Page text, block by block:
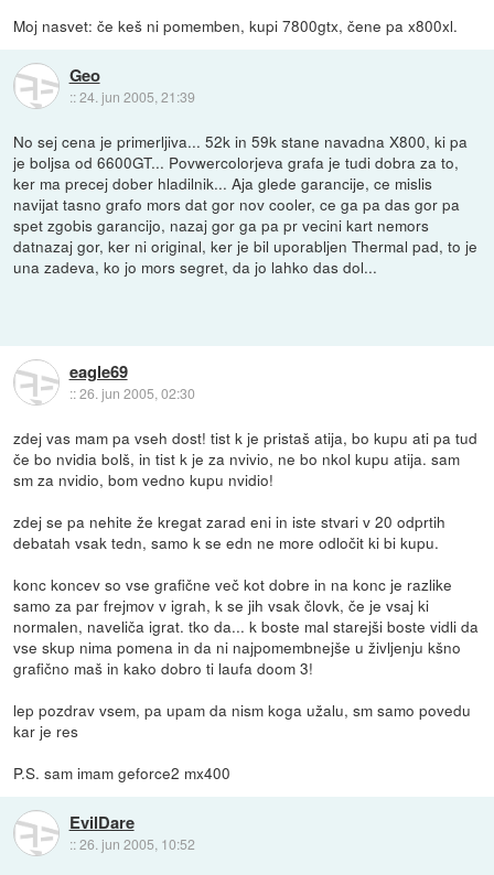
Moj nasvet: če keš ni pomemben, kupi 7800gtx, čene pa x800xl.
Geo
::24. jun 2005, 21:39
No sej cena je primerljiva... 52k in 59k stane navadna X800, ki pa
je boljsa od 6600GT... Povwercolorjeva grafa je tudi dobra za to,
ker ma precej dober hladilnik... Aja glede garancije, ce mislis
navijat tasno grafo mors dat gor nov cooler, ce ga pa das gor pa
spet zgobis garancijo, nazaj gor ga pa pr vecini kart nemors
datnazaj gor, ker ni original, ker je bil uporabljen Thermal pad, to je
una zadeva, ko jo mors segret, da jo lahko das dol...
eagle69
::26. jun 2005, 02:30
zdej vas mam pa vseh dost! tist k je pristaš atija, bo kupu ati pa tud
če bo nvidia bolš, in tist k je za nvivio, ne bo nkol kupu atija. sam
sm za nvidio, bom vedno kupu nvidio!
zdej se pa nehite že kregat zarad eni in iste stvari v 20 odprtih
debatah vsak tedn, samo k se edn ne more odločit ki bi kupu.
konc koncev so vse grafične več kot dobre in na konc je razlike
samo za par frejmov v igrah, k se jih vsak človk, če je vsaj ki
normalen, naveliča igrat. tko da... k boste mal starejši boste vidli da
vse skup nima pomena in da ni najpomembnejše u življenju kšno
grafično maš in kako dobro ti laufa doom 3!
lep pozdrav vsem, pa upam da nism koga užalu, sm samo povedu
kar je res
P.S. sam imam geforce2 mx400
EvilDare
::26. jun 2005, 10:52